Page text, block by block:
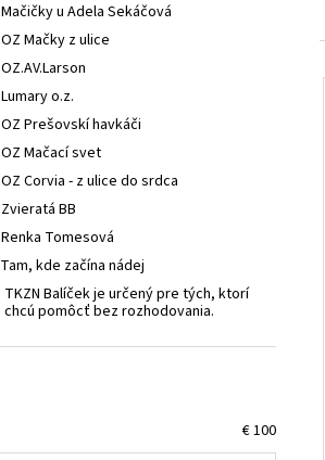
u Adela Sekáčová
Mačky z ulice
o.z.
Prešovskí havkáči
Mačací svet
Corvia - z ulice do srdca
BB
Tomesová
kde začína nádej
TKZN Balíček je určený pre tých, ktorí
chcú pomôcť bez rozhodovania.
€100